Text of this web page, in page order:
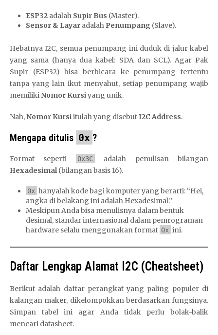
ESP32adalah Supir Bus (Master).
Sensor & Layaradalah Penumpang (Slave).
Hebatnya I2C, semua penumpang ini duduk di jalur kabel
yang sama (hanya dua kabel: SDA dan SCL). Agar Pak
Supir (ESP32) bisa berbicara ke penumpang tertentu
tanpa yang lain ikut menyahut, setiap penumpang wajib
memiliki Nomor Kursiyang unik.
Nah,Nomor Kursiitulah yang disebutI2C Address.
Mengapa ditulis 0x ?
Format seperti 0x3C
adalah penulisan bilangan
Hexadesimal (bilangan basis 16).
0x hanyalah kode bagi komputer yang berarti: “Hei,
angka di belakang ini adalah Hexadesimal.”
Meskipun Anda bisa menulisnya dalam bentuk
desimal, standar internasional dalam pemrograman
hardware selalu menggunakan format 0x ini.
Daftar Lengkap Alamat I2C (Cheatsheet)
Berikut adalah daftar perangkat yang paling populer di
kalangan maker, dikelompokkan berdasarkan fungsinya.
Simpan tabel ini agar Anda tidak perlu bolak-balik
mencari datasheet.